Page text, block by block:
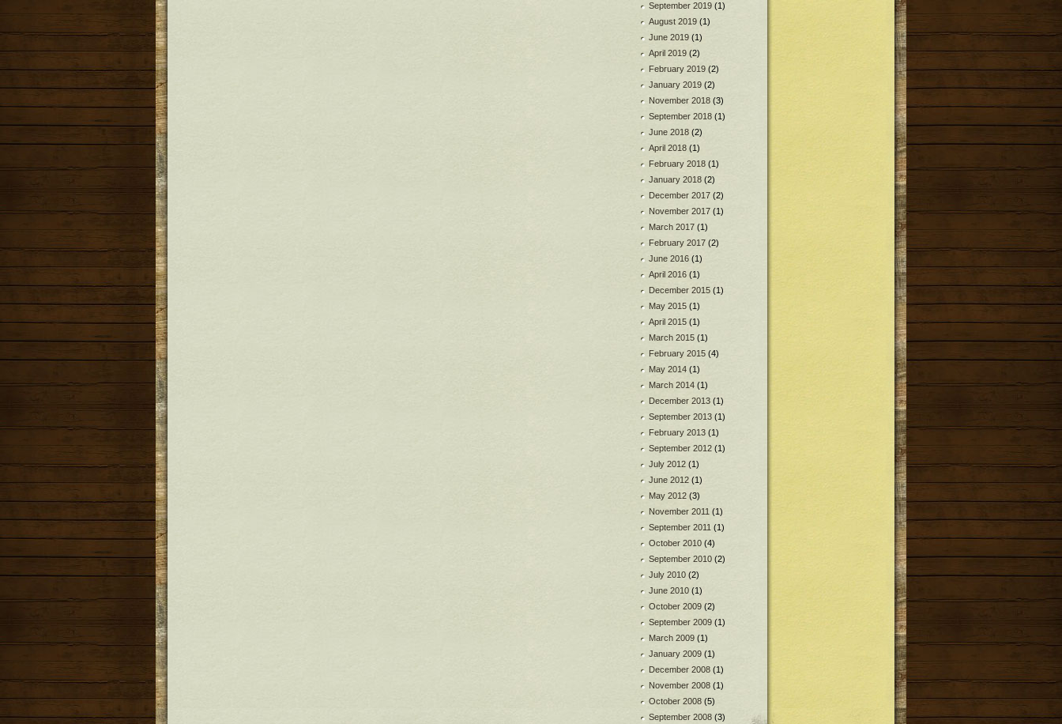
September 2019 (1)
August 2019 (1)
June 2019 (1)
April 2019 (2)
February 2019 (2)
January 2019 (2)
November 2018 (3)
September 2018 (1)
June 2018 (2)
April 2018 (1)
February 2018 (1)
January 2018 (2)
December 2017 (2)
November 2017 (1)
March 2017 (1)
February 2017 (2)
June 2016 (1)
April 2016 (1)
December 2015 (1)
May 2015 (1)
April 2015 (1)
March 2015 (1)
February 2015 (4)
May 2014 (1)
March 2014 (1)
December 2013 (1)
September 2013 (1)
February 2013 (1)
September 2012 (1)
July 2012 (1)
June 2012 (1)
May 2012 (3)
November 2011 (1)
September 2011 (1)
October 2010 (4)
September 2010 (2)
July 2010 (2)
June 2010 (1)
October 2009 (2)
September 2009 (1)
March 2009 (1)
January 2009 (1)
December 2008 (1)
November 2008 (1)
October 2008 (5)
September 2008 (3)